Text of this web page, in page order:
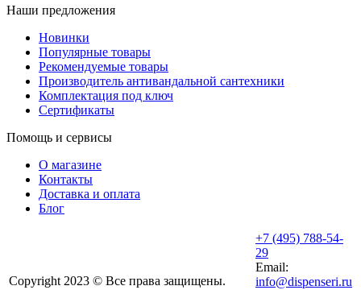
Наши предложения
Новинки
Популярные товары
Рекомендуемые товары
Производитель антивандальной сантехники
Комплектация под ключ
Сертификаты
Помощь и сервисы
О магазине
Контакты
Доставка и оплата
Блог
Copyright 2023 © Все права защищены.
+7 (495) 788-54-
29
Email:
info@dispenseri.ru